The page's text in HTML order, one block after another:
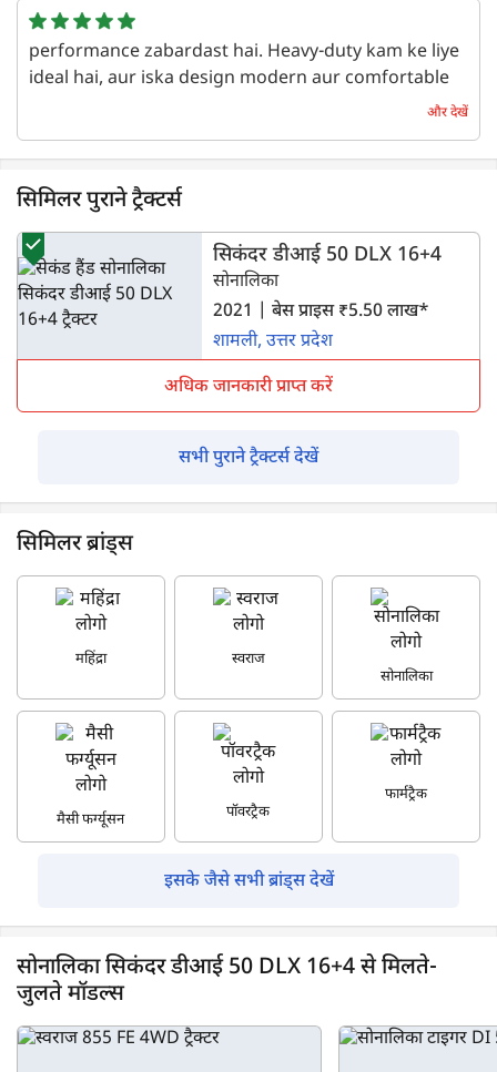
performance zabardast hai. Heavy-duty kam ke liye
ideal hai, aur iska design modern aur comfortable
और देखें
सिमिलर पुराने ट्रैक्टर्स
सिकंदर डीआई 50 DLX 16+4
सोनालिका
2021 | बेस प्राइस ₹5.50 लाख*
शामली, उत्तर प्रदेश
अधिक जानकारी प्राप्त करें
सभी पुराने ट्रैक्टर्स देखें
सिमिलर ब्रांड्स
महिंद्रा
स्वराज
सोनालिका
मैसी फर्ग्यूसन पॉवरट्रैक
फार्मट्रैक
इसके जैसे सभी ब्रांड्स देखें
सोनालिका सिकंदर डीआई 50 DLX 16+4 से मिलते-
जुलते मॉडल्स